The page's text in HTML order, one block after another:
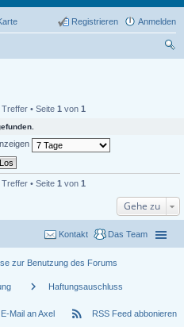
Anmelden
Registrieren
• Seite 1 von 1
• Seite 1 von 1
Gehe zu
Das Team
Kontakt
zur Benutzung des Forums
chevron_right Haftungsauschluss
E-Mail an Axel rss_feed RSS Feed abbonieren